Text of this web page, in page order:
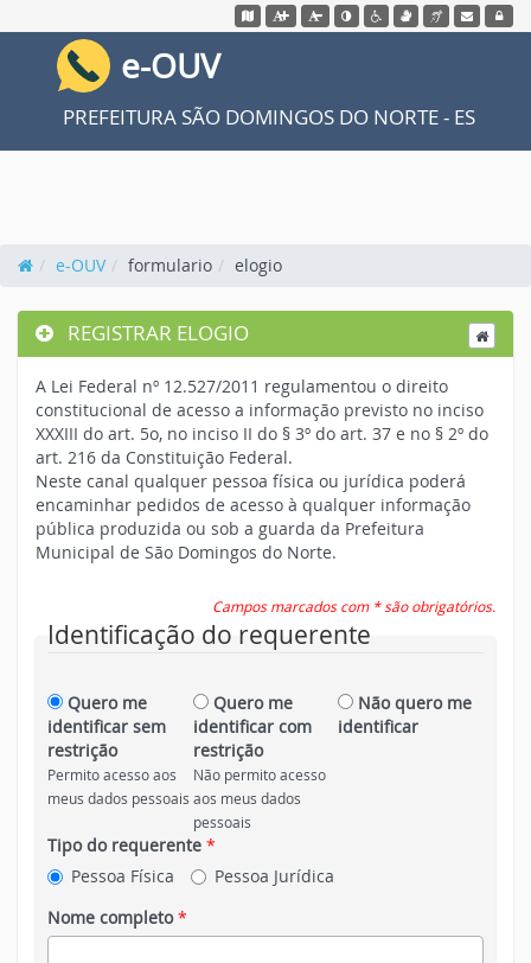
Acessar o mapa do site
Ação para aumentar tamanho da fonte
Ação para diminuir tamaho da fonte
Ação para aplicar auto contraste
Acessar página sobre
Acessar página sobre
Acessar página
Acessar
e-OUV
PREFEITURA SÃO DOMINGOS DO NORTE - ES
e-OUV formulario elogio
REGISTRAR ELOGIO
A Lei Federal nº 12.527/2011 regulamentou o direito
constitucional de acesso a informação previsto no inciso
XXXIII do art. 5o, no inciso II do § 3º do art. 37 e no § 2º do
art. 216 da Constituição Federal.
Neste canal qualquer pessoa física ou jurídica poderá
encaminhar pedidos de acesso à qualquer informação
pública produzida ou sob a guarda da Prefeitura
Municipal de São Domingos do Norte.
Campos marcados com * são obrigatórios.
Identificação do requerente
Quero me
identificar sem
restrição
Permito acesso aos
meus dados pessoais
Quero me
identificar com
restrição
Não permito acesso
aos meus dados
pessoais
Não quero me
identificar
Tipo do requerente *
Pessoa Física
Pessoa Jurídica
Nome completo*